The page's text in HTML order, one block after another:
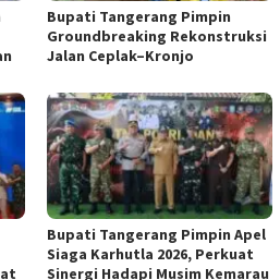
Bupati Tangerang Pimpin
Groundbreaking Rekonstruksi
Jalan Ceplak–Kronjo
Bupati Tangerang Pimpin Apel
Siaga Karhutla 2026, Perkuat
Sinergi Hadapi Musim Kemarau